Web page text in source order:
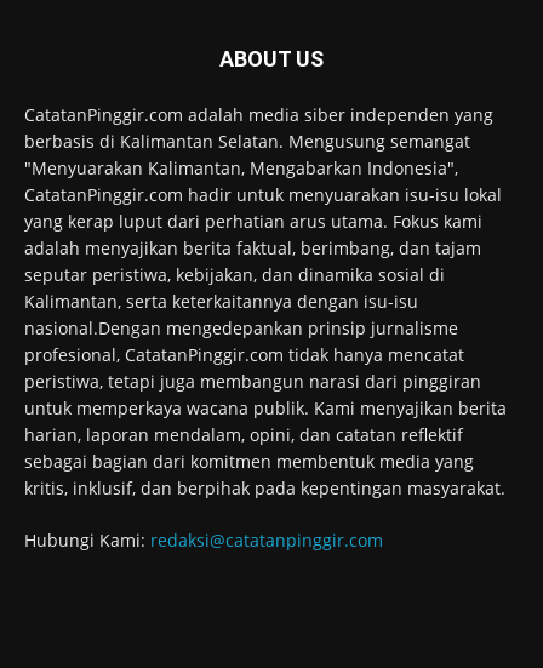
ABOUT US
CatatanPinggir.com adalah media siber independen yang
berbasis di Kalimantan Selatan. Mengusung semangat
"Menyuarakan Kalimantan, Mengabarkan Indonesia",
CatatanPinggir.com hadir untuk menyuarakan isu-isu lokal
yang kerap luput dari perhatian arus utama. Fokus kami
adalah menyajikan berita faktual, berimbang, dan tajam
seputar peristiwa, kebijakan, dan dinamika sosial di
Kalimantan, serta keterkaitannya dengan isu-isu
nasional.Dengan mengedepankan prinsip jurnalisme
profesional, CatatanPinggir.com tidak hanya mencatat
peristiwa, tetapi juga membangun narasi dari pinggiran
untuk memperkaya wacana publik. Kami menyajikan berita
harian, laporan mendalam, opini, dan catatan reflektif
sebagai bagian dari komitmen membentuk media yang
kritis, inklusif, dan berpihak pada kepentingan masyarakat.
Hubungi Kami: redaksi@catatanpinggir.com